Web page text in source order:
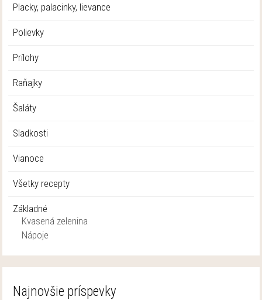
Placky, palacinky, lievance
Polievky
Prílohy
Raňajky
Šaláty
Sladkosti
Vianoce
Všetky recepty
Základné
Kvasená zelenina
Nápoje
Najnovšie príspevky